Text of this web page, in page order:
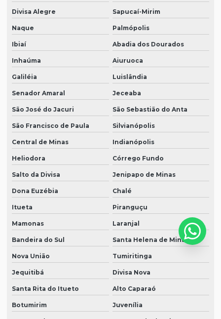
Divisa Alegre Sapucaí-Mirim
Naque Palmópolis
Ibiaí Abadia dos Dourados
Inhaúma Aiuruoca
Galiléia Luislândia
Senador Amaral Jeceaba
São José do Jacuri São Sebastião do Anta
São Francisco de Paula Silvianópolis
Central de Minas Indianópolis
Heliodora Córrego Fundo
Salto da Divisa Jenipapo de Minas
Dona Euzébia Chalé
Itueta Piranguçu
Mamonas Laranjal
Bandeira do Sul Santa Helena de Minas
Nova União Tumiritinga
Jequitibá Divisa Nova
Santa Rita do Itueto Alto Caparaó
Botumirim Juvenília